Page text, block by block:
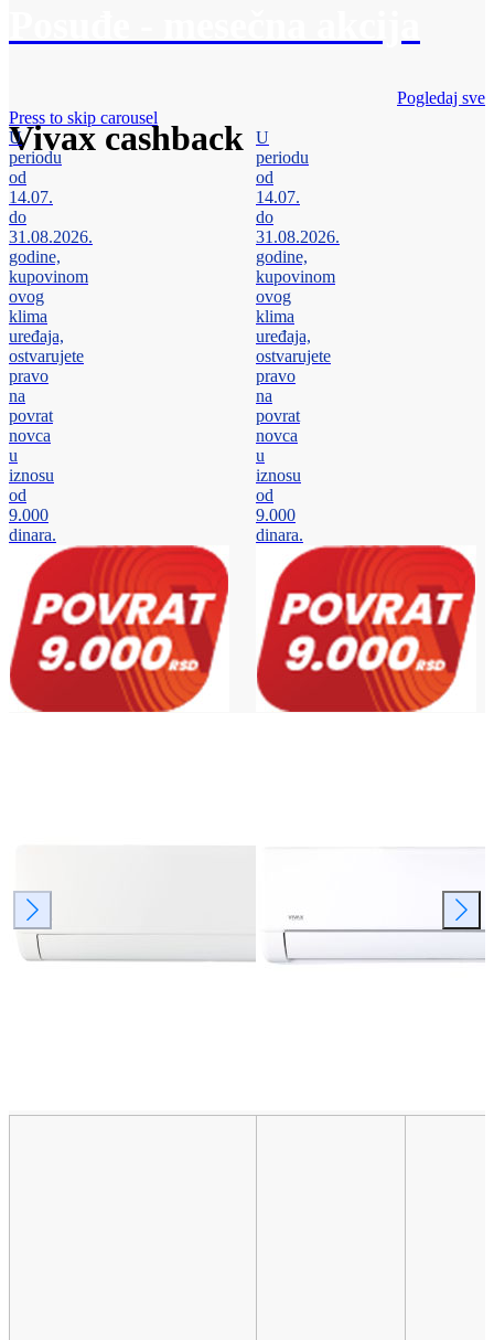
Vivax cashback
Pogledaj sve
Press to skip carousel
U
periodu
od
14.07.
do
31.08.2026.
godine,
kupovinom
ovog
klima
uređaja,
ostvarujete
pravo
na
povrat
novca
u
iznosu
od
9.000
dinara.
U
periodu
od
14.07.
do
31.08.2026.
godine,
kupovinom
ovog
klima
uređaja,
ostvarujete
pravo
na
povrat
novca
u
iznosu
od
9.000
dinara.